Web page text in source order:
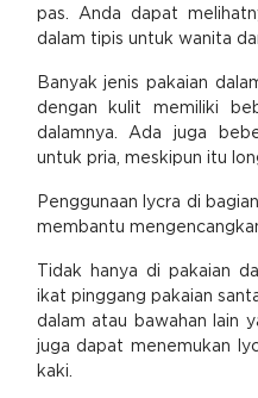
pas. Anda dapat
dalam tipis untuk wanita
Banyak jenis pakaian
dengan kulit memiliki
dalamnya. Ada juga
untuk pria, meskipun itu
Penggunaan lycra di
membantu
Tidak hanya di pakaian
ikat pinggang pakaian
dalam atau bawahan lain
juga dapat menemukan
kaki.